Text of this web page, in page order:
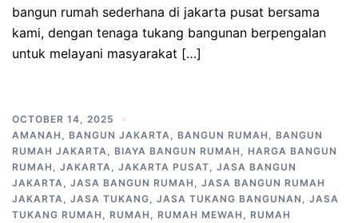
bangun rumah sederhana di jakarta pusat bersama
kami, dengan tenaga tukang bangunan berpengalan
untuk melayani masyarakat […]
OCTOBER 14, 2025
AMANAH
BANGUN JAKARTA BANGUN RUMAH
BANGUN
RUMAH JAKARTA
BIAYA BANGUN RUMAH
HARGA BANGUN
RUMAH
JAKARTA JAKARTA PUSAT
JASA BANGUN
JAKARTA
JASA BANGUN RUMAH
JASA BANGUN RUMAH
JAKARTA
JASA TUKANG JASA TUKANG BANGUNAN
JASA
TUKANG RUMAH
RUMAH RUMAH MEWAH
RUMAH